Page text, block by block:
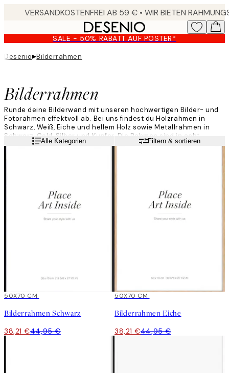
content.
SALE - 50% RABATT AUF POSTER*
Desenio▸Bilderrahmen
Bilderrahmen
Runde deine Bilderwand mit unseren hochwertigen Bilder- und
Fotorahmen effektvoll ab. Bei uns findest du Holzrahmen in
Schwarz, Weiß, Eiche und hellem Holz sowie Metallrahmen in
Schwarz, Gold, Silber und Kupfer. Die Rahmen sind in acht
Größen erhältlich: Von kleinen Fotorahmen in 13x18 cm bis hin zu
WeiterlesenAlle Kategorien Filtern & sortieren
15%*
50X70 CM
Bilderrahmen Schwarz
38,21 €44,95 €
15%*
50X70 CM
Bilderrahmen Eiche
38,21 €44,95 €